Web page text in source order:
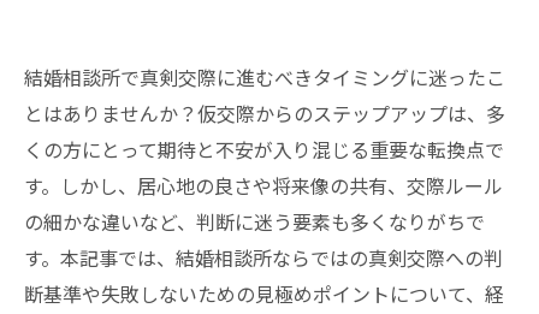
結婚相談所で真剣交際に進むべきタイミングに迷ったこ
とはありませんか？仮交際からのステップアップは、多
くの方にとって期待と不安が入り混じる重要な転換点で
す。しかし、居心地の良さや将来像の共有、交際ルール
の細かな違いなど、判断に迷う要素も多くなりがちで
す。本記事では、結婚相談所ならではの真剣交際への判
断基準や失敗しないための見極めポイントについて、経